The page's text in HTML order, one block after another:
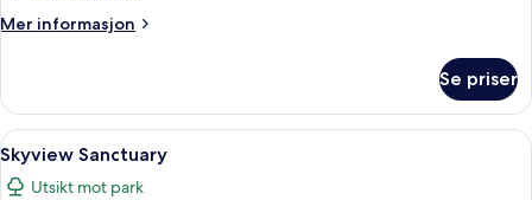
Mer informasjon
Mer
–
panorama
(Oceanfront)
Se priser
Åpne
alle
Skyview Sanctuary | Utsikt fra rommet
7
Skyview Sanctuary
Utsikt mot park